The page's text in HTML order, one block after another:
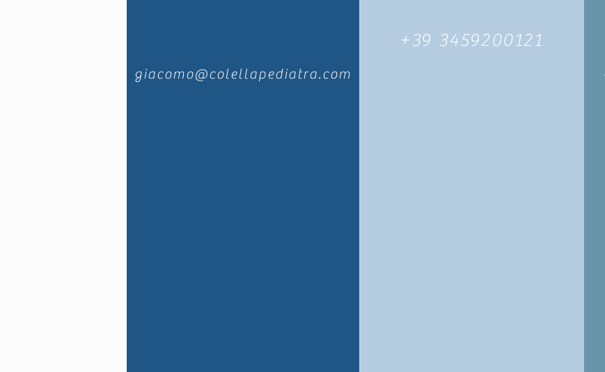
giacomo@colellapediatra.com
+39 3459200121